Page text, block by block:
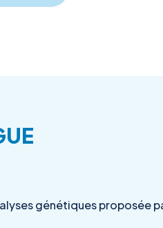
génétiques proposée